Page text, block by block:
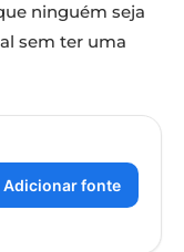
ninguém seja
sem ter uma
Adicionar fonte